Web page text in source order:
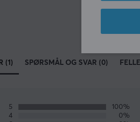
(1) SPØRSMÅL OG SVAR (0)
5
100%
4
0%